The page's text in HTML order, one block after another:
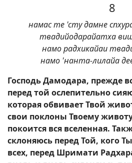
8
намас те 'сту дамне
твадийодарайатха
намо радхикайаи
намо 'нанта-лилайа
Господь Дамодара, прежде
перед той ослепительно
которая обвивает Твой
свои поклоны Твоему
покоится вся вселенная.
склоняюсь перед Той, кого
всех, перед Шримати